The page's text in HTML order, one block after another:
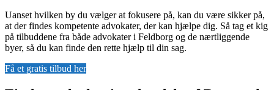
Uanset hvilken by du vælger at fokusere på, kan du være sikker på,
at der findes kompetente advokater, der kan hjælpe dig. Så tag et kig
på tilbuddene fra både advokater i Feldborg og de nærtliggende
byer, så du kan finde den rette hjælp til din sag.
Få et gratis tilbud her